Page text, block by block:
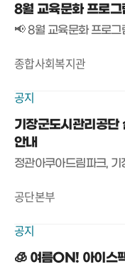
8월 교육문화 프로그
종합사회복지관
공지
기장군도시관리공단
안내
공단본부
공지
🧊 여름ON! 아이스